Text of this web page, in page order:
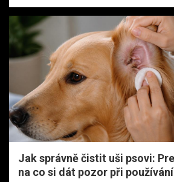
Jak správně čistit uši psovi:
na co si dát pozor při